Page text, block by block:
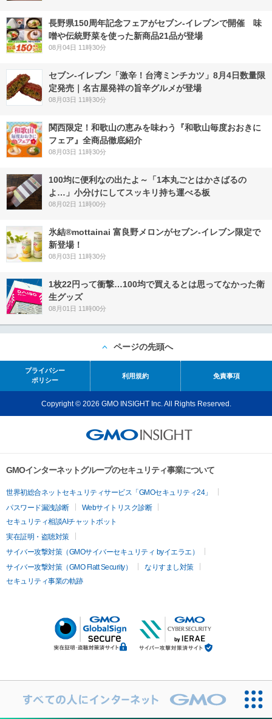
長野県150周年記念フェアがセブン-イレブンで開催 味
噌や伝統野菜を使った新商品21品が登場
08月04日 11時30分
セブン-イレブン「激辛！台湾ミンチカツ」8月4日数量限
定発売｜名古屋発祥の旨辛グルメが登場
08月03日 11時30分
関西限定！和歌山の恵みを味わう『和歌山毎度おおきに
フェア』全商品徹底紹介
08月03日 11時30分
100均に便利なの出たよ～「1本丸ごとはかさばるの
よ…」小分けにしてスッキリ持ち運べる板
08月02日 11時00分
氷結®mottainai 富良野メロンがセブン‐イレブン限定で
新登場！
08月03日 11時30分
1枚22円って衝撃…100均で買えるとは思ってなかった衛
生グッズ
08月01日 11時00分
ページの先頭へ
プライバシー
ポリシー
利用規約 免責事項
Copyright © 2026 GMO INSIGHT Inc. All Rights Reserved.
GMOインターネットグループのセキュリティ事業について
世界初総合ネットセキュリティサービス「GMOセキュリティ24」
パスワード漏洩診断
Webサイトリスク診断
セキュリティ相談AIチャットボット
実在証明・盗聴対策
サイバー攻撃対策（GMOサイバーセキュリティ byイエラエ）
サイバー攻撃対策（GMO Flatt Security）
なりすまし対策
セキュリティ事業の軌跡